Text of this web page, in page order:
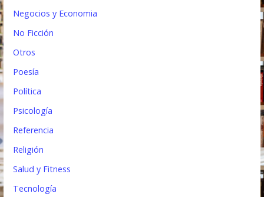
Negocios y Economia
No Ficción
Otros
Poesía
Política
Psicología
Referencia
Religión
Salud y Fitness
Tecnología